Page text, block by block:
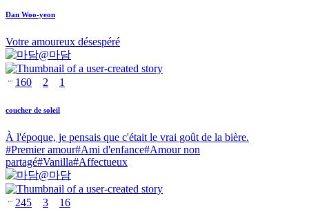
Dan Woo-yeon
Votre amoureux désespéré
@마담
160 2 1
coucher de soleil
À l'époque, je pensais que c'était le vrai goût de la bière.
#Premier amour#Ami d'enfance#Amour non
partagé#Vanilla#Affectueux
@마담
245 3 16